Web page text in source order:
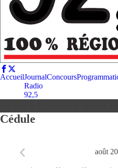
AccueilJournal
Radio
92,5
Concours
Cédule
août